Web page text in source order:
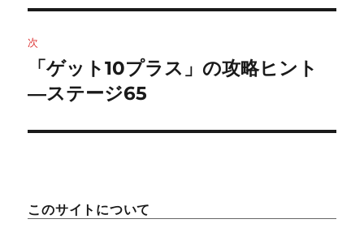
ビ
ゲ
ー
稿:
次
次
稿:
「ゲット10プラス」の攻略ヒント
―ステージ65
このサイトについて